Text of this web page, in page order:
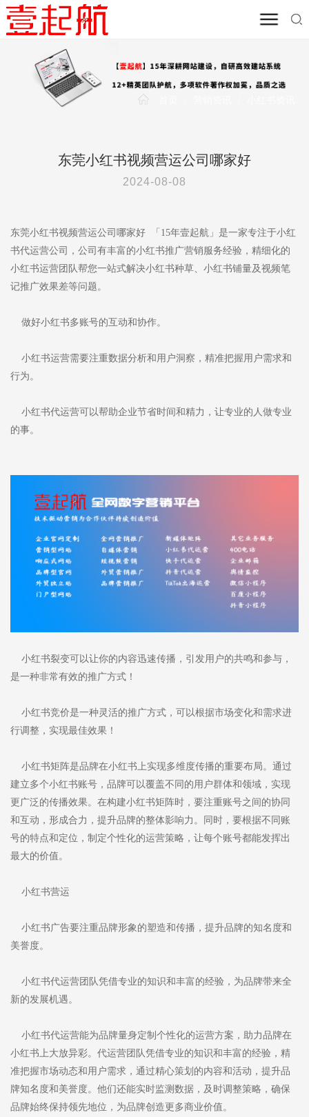
东莞小红书视频营运公司哪家好
2024-08-08
东莞小红书视频营运公司哪家好 「15年壹起航」是一家专注于小红
书代运营公司，公司有丰富的小红书推广营销服务经验，精细化的
小红书运营团队帮您一站式解决小红书种草、小红书铺量及视频笔
记推广效果差等问题。
做好小红书多账号的互动和协作。
小红书运营需要注重数据分析和用户洞察，精准把握用户需求和
行为。
小红书代运营可以帮助企业节省时间和精力，让专业的人做专业
的事。
小红书裂变可以让你的内容迅速传播，引发用户的共鸣和参与，
是一种非常有效的推广方式！
小红书竞价是一种灵活的推广方式，可以根据市场变化和需求进
行调整，实现最佳效果！
小红书矩阵是品牌在小红书上实现多维度传播的重要布局。通过
建立多个小红书账号，品牌可以覆盖不同的用户群体和领域，实现
更广泛的传播效果。在构建小红书矩阵时，要注重账号之间的协同
和互动，形成合力，提升品牌的整体影响力。同时，要根据不同账
号的特点和定位，制定个性化的运营策略，让每个账号都能发挥出
最大的价值。
小红书营运
小红书广告要注重品牌形象的塑造和传播，提升品牌的知名度和
美誉度。
小红书代运营团队凭借专业的知识和丰富的经验，为品牌带来全
新的发展机遇。
小红书代运营能为品牌量身定制个性化的运营方案，助力品牌在
小红书上大放异彩。代运营团队凭借专业的知识和丰富的经验，精
准把握市场动态和用户需求，通过精心策划的内容和活动，提升品
牌知名度和美誉度。他们还能实时监测数据，及时调整策略，确保
品牌始终保持领先地位，为品牌创造更多商业价值。